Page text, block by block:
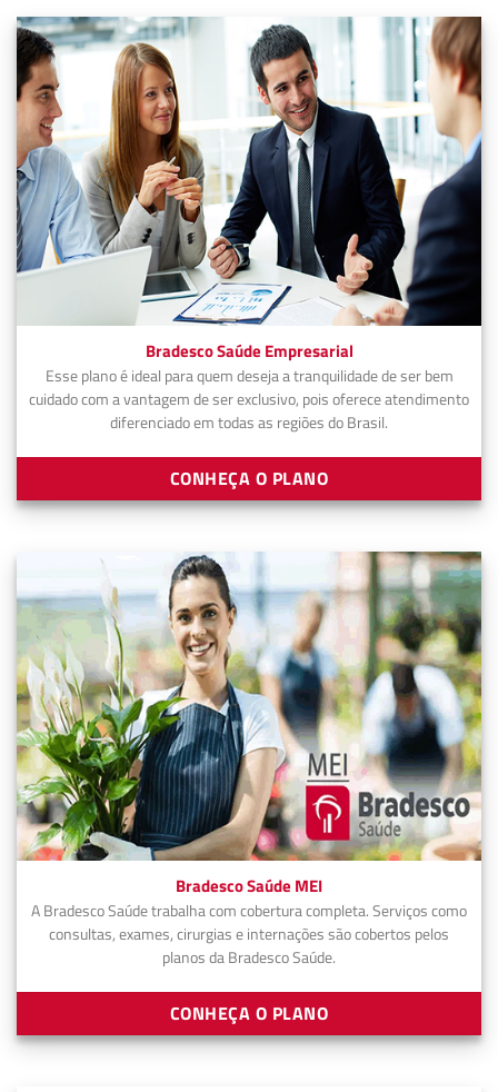
Bradesco Saúde Empresarial
Esse plano é ideal para quem deseja a tranquilidade de ser bem
cuidado com a vantagem de ser exclusivo, pois oferece atendimento
diferenciado em todas as regiões do Brasil.
CONHEÇA O PLANO
Bradesco Saúde MEI
A Bradesco Saúde trabalha com cobertura completa. Serviços como
consultas, exames, cirurgias e internações são cobertos pelos
planos da Bradesco Saúde.
CONHEÇA O PLANO